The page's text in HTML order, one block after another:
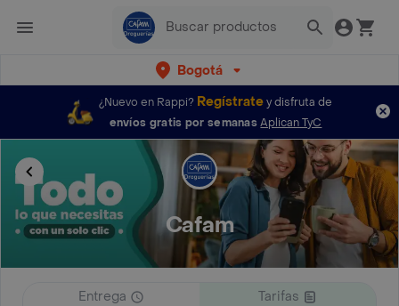
Bogotá
¿Nuevo en Rappi? Regístratey disfruta de
envíos gratis por semanas Aplican TyC
Cafam
Entrega
Tarifas